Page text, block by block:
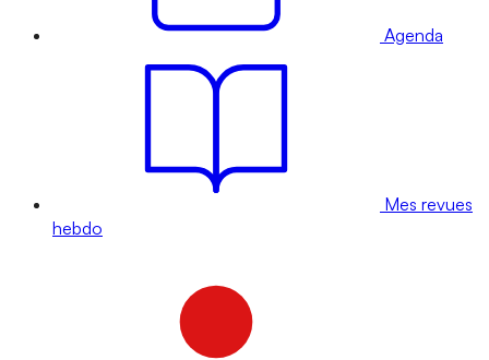
Agenda
Mes revues
hebdo